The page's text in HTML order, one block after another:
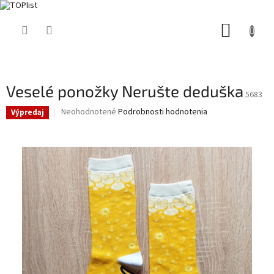
Veselé ponožky Nerušte deduška 5683
Výpredaj
Priemerné
je
5
hviezdičiek.
Neohodnotené Podrobnosti hodnotenia